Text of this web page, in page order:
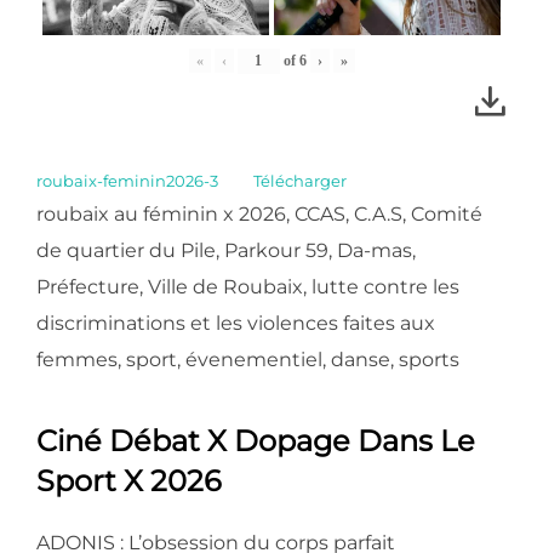
« ‹ of 6 › »
roubaix-feminin2026-3 Télécharger
roubaix au féminin x 2026, CCAS, C.A.S, Comité
de quartier du Pile, Parkour 59, Da-mas,
Préfecture, Ville de Roubaix, lutte contre les
discriminations et les violences faites aux
femmes, sport, évenementiel, danse, sports
Ciné Débat X Dopage Dans Le
Sport X 2026
ADONIS : L’obsession du corps parfait